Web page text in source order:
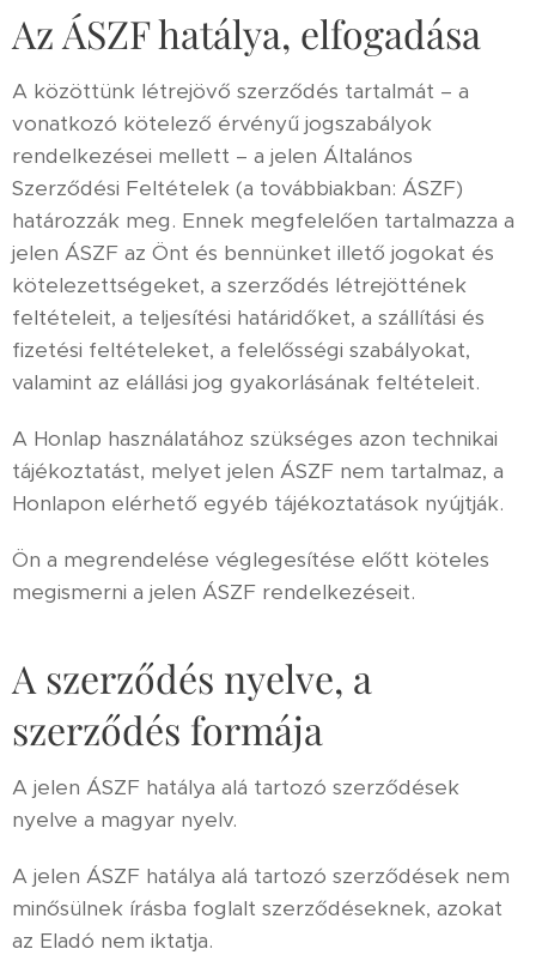
Az ÁSZF hatálya, elfogadása
A közöttünk létrejövő szerződés tartalmát – a
vonatkozó kötelező érvényű jogszabályok
rendelkezései mellett – a jelen Általános
Szerződési Feltételek (a továbbiakban: ÁSZF)
határozzák meg. Ennek megfelelően tartalmazza a
jelen ÁSZF az Önt és bennünket illető jogokat és
kötelezettségeket, a szerződés létrejöttének
feltételeit, a teljesítési határidőket, a szállítási és
fizetési feltételeket, a felelősségi szabályokat,
valamint az elállási jog gyakorlásának feltételeit.
A Honlap használatához szükséges azon technikai
tájékoztatást, melyet jelen ÁSZF nem tartalmaz, a
Honlapon elérhető egyéb tájékoztatások nyújtják.
Ön a megrendelése véglegesítése előtt köteles
megismerni a jelen ÁSZF rendelkezéseit.
A szerződés nyelve, a
szerződés formája
A jelen ÁSZF hatálya alá tartozó szerződések
nyelve a magyar nyelv.
A jelen ÁSZF hatálya alá tartozó szerződések nem
minősülnek írásba foglalt szerződéseknek, azokat
az Eladó nem iktatja.